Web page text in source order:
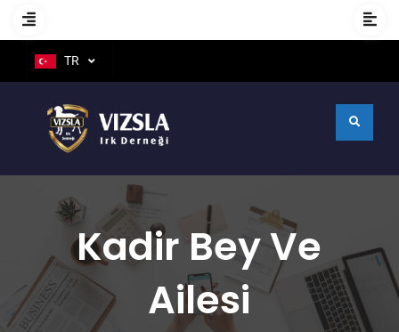
TR
Kadir Bey Ve
Ailesi